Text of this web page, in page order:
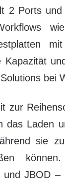
2 Ports
bei
zur
das Laden
sie
JBOD –